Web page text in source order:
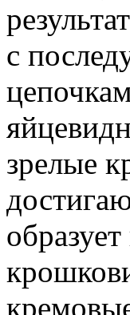
с
зрелые